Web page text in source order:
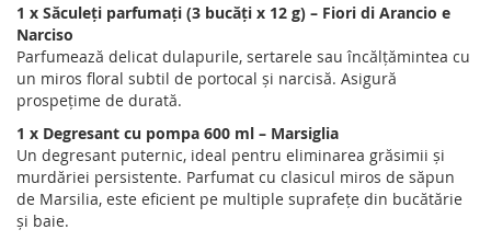
1 x Săculeți parfumați (3 bucăți x 12 g) – Fiori di Arancio e
Narciso
Parfumează delicat dulapurile, sertarele sau încălțămintea cu
un miros floral subtil de portocal și narcisă. Asigură
prospețime de durată.
1 x Degresant cu pompa 600 ml – Marsiglia
Un degresant puternic, ideal pentru eliminarea grăsimii și
murdăriei persistente. Parfumat cu clasicul miros de săpun
de Marsilia, este eficient pe multiple suprafețe din bucătărie
și baie.